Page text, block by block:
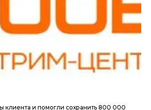
клиента и помогли сохранить 800 000